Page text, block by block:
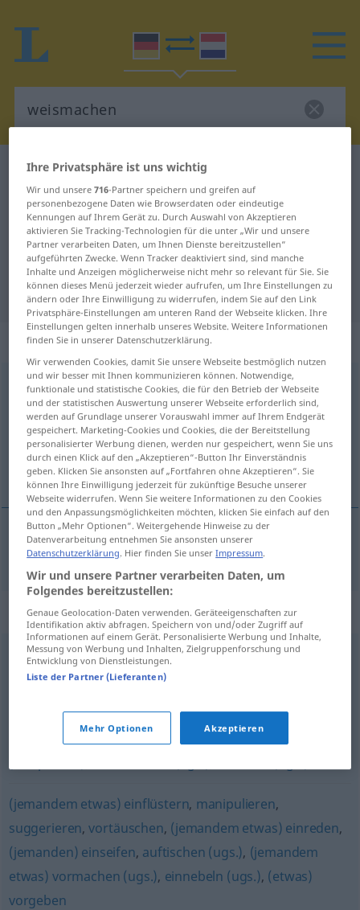
Deutsch-Niederländisch Wörterbuch
Deutsch-Niederländisch
Übersetzung für "weismachen"
"weismachen" Niederländisch
Übersetzung
„weismachen“
weismachen
Übersicht aller Übersetzungen
(Für mehr Details die Übersetzung anklicken/antippen)
wijsmaken
wijsmaken weismachenjemandem akk
Synonyme für "weismachen"
verarschen (derb),narren,veräppeln (ugs.)
foppen,verladen (ugs.),hopsnehmen (ugs.)
aufziehen (ugs.)
verkohlen (ugs.) täuschen
(jemandem etwas) einflüstern, manipulieren,
suggerieren,vortäuschen, (jemandem etwas) einreden,
(jemanden) einseifen, auftischen (ugs.), (jemandem
etwas) vormachen (ugs.), einnebeln (ugs.), (etwas)
vorgeben
Ihre Privatsphäre ist uns wichtig
Wir und unsere716-Partner speichern und greifen auf
personenbezogene Daten wie Browserdaten oder eindeutige
Kennungen auf Ihrem Gerät zu. Durch Auswahl von Akzeptieren
aktivieren Sie Tracking-Technologien für die unter „Wir und unsere
Partner verarbeiten Daten, um Ihnen Dienste bereitzustellen“
aufgeführten Zwecke. Wenn Tracker deaktiviert sind, sind manche
Inhalte und Anzeigen möglicherweise nicht mehr so relevant für Sie. Sie
können dieses Menü jederzeit wieder aufrufen, um Ihre Einstellungen zu
ändern oder Ihre Einwilligung zu widerrufen, indem Sie auf den Link
Privatsphäre-Einstellungen am unteren Rand der Webseite klicken. Ihre
Einstellungen gelten innerhalb unseres Website. Weitere Informationen
finden Sie in unserer Datenschutzerklärung.
Wir verwenden Cookies, damit Sie unsere Webseite bestmöglich nutzen
und wir besser mit Ihnen kommunizieren können. Notwendige,
funktionale und statistische Cookies, die für den Betrieb der Webseite
und der statistischen Auswertung unserer Webseite erforderlich sind,
werden auf Grundlage unserer Vorauswahl immer auf Ihrem Endgerät
gespeichert. Marketing-Cookies und Cookies, die der Bereitstellung
personalisierter Werbung dienen, werden nur gespeichert, wenn Sie uns
durch einen Klick auf den „Akzeptieren“-Button Ihr Einverständnis
geben. Klicken Sie ansonsten auf „Fortfahren ohne Akzeptieren“. Sie
können Ihre Einwilligung jederzeit für zukünftige Besuche unserer
Webseite widerrufen. Wenn Sie weitere Informationen zu den Cookies
und den Anpassungsmöglichkeiten möchten, klicken Sie einfach auf den
Button „Mehr Optionen“. Weitergehende Hinweise zu der
Datenverarbeitung entnehmen Sie ansonsten unserer
Datenschutzerklärung. Hier finden Sie unserImpressum.
Wir und unsere Partner verarbeiten Daten, um
Folgendes bereitzustellen:
Genaue Geolocation-Daten verwenden. Geräteeigenschaften zur
Identifikation aktiv abfragen. Speichern von und/oder Zugriff auf
Informationen auf einem Gerät. Personalisierte Werbung und Inhalte,
Messung von Werbung und Inhalten, Zielgruppenforschung und
Entwicklung von Dienstleistungen.
Liste der Partner (Lieferanten)
Mehr Optionen Akzeptieren